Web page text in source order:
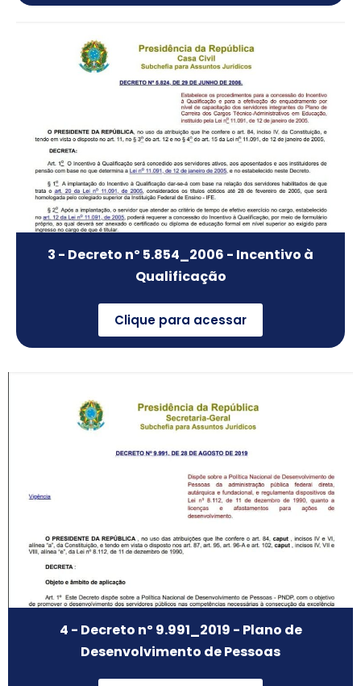
3 - Decreto nº 5.854_2006 - Incentivo à
Qualificação
Clique para acessar
4 - Decreto nº 9.991_2019 - Plano de
Desenvolvimento de Pessoas